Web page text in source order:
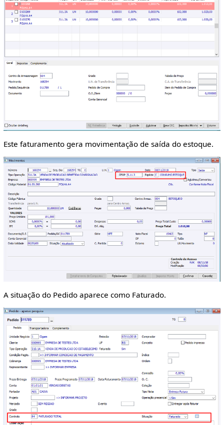
Este faturamento gera movimentação de saída do estoque.
A situação do Pedido aparece como Faturado.